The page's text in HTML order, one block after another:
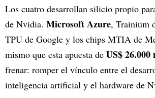
Los cuatro desarrollan silicio propio
de Nvidia. Microsoft Azure, Trainium
TPU de Google y los chips MTIA de
mismo que esta apuesta de US$ 26.000
frenar: romper el vínculo entre el
inteligencia artificial y el hardware de